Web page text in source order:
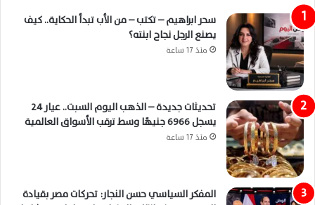
سحر ابراهيم – تكتب – من الأب تبدأ الحكاية.. كيف
يصنع الرجل نجاح ابنته؟
منذ 17 ساعة
تحديثات جديدة – الذهب اليوم السبت.. عيار 24
يسجل 6966 جنيهًا وسط ترقب الأسواق العالمية
منذ 17 ساعة
المفكر السياسي حسن النجار: تحركات مصر بقيادة